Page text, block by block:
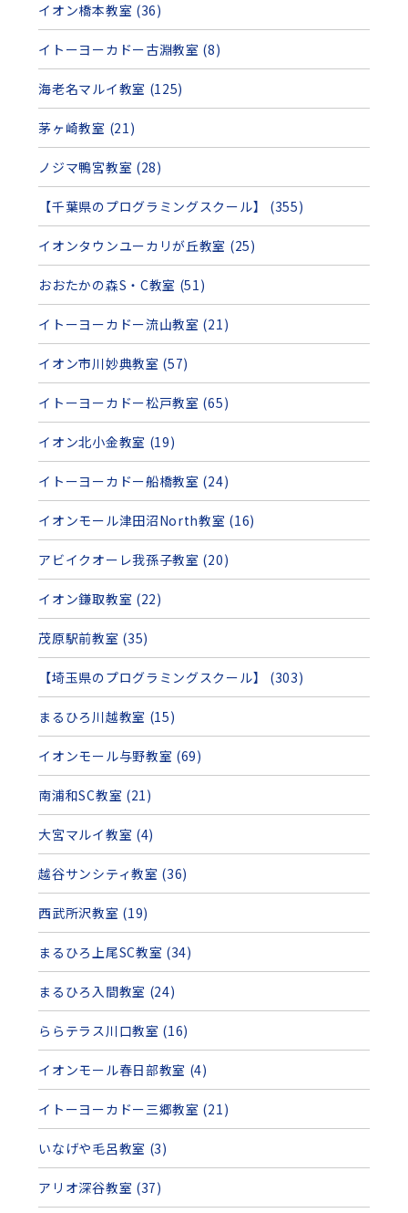
イオン橋本教室 (36)
イトーヨーカドー古淵教室 (8)
海老名マルイ教室 (125)
茅ヶ崎教室 (21)
ノジマ鴨宮教室 (28)
【千葉県のプログラミングスクール】 (355)
イオンタウンユーカリが丘教室 (25)
おおたかの森S・C教室 (51)
イトーヨーカドー流山教室 (21)
イオン市川妙典教室 (57)
イトーヨーカドー松戸教室 (65)
イオン北小金教室 (19)
イトーヨーカドー船橋教室 (24)
イオンモール津田沼North教室 (16)
アビイクオーレ我孫子教室 (20)
イオン鎌取教室 (22)
茂原駅前教室 (35)
【埼玉県のプログラミングスクール】 (303)
まるひろ川越教室 (15)
イオンモール与野教室 (69)
南浦和SC教室 (21)
大宮マルイ教室 (4)
越谷サンシティ教室 (36)
西武所沢教室 (19)
まるひろ上尾SC教室 (34)
まるひろ入間教室 (24)
ららテラス川口教室 (16)
イオンモール春日部教室 (4)
イトーヨーカドー三郷教室 (21)
いなげや毛呂教室 (3)
アリオ深谷教室 (37)